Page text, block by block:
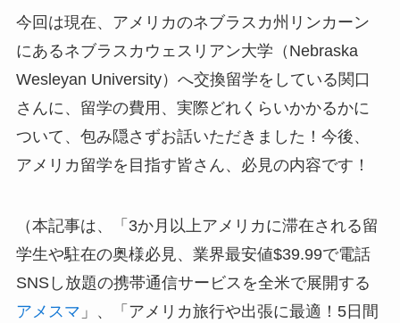
今回は現在、アメリカのネブラスカ州リンカーン
にあるネブラスカウェスリアン大学（Nebraska
Wesleyan University）へ交換留学をしている関口
さんに、留学の費用、実際どれくらいかかるかに
ついて、包み隠さずお話いただきました！今後、
アメリカ留学を目指す皆さん、必見の内容です！
（本記事は、「3か月以上アメリカに滞在される留
学生や駐在の奥様必見、業界最安値$39.99で電話
SNSし放題の携帯通信サービスを全米で展開する
アメスマ 」、「アメリカ旅行や出張に最適！5日間